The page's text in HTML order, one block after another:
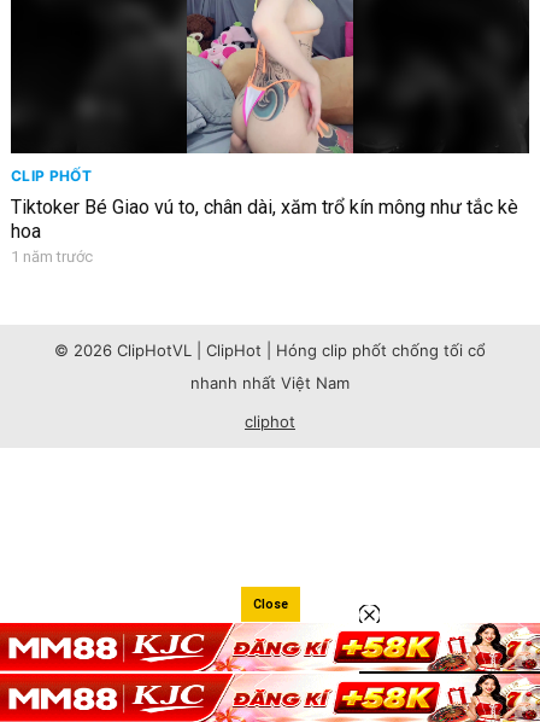
CLIP PHỐT
Tiktoker Bé Giao vú to, chân dài, xăm trổ kín mông như tắc kè
hoa
1 năm trước
© 2026 ClipHotVL | ClipHot | Hóng clip phốt chống tối cổ
nhanh nhất Việt Nam
cliphot
Close